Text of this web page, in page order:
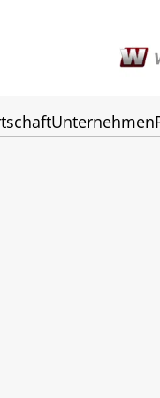
Unternehmen